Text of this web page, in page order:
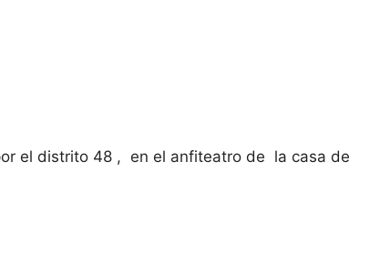
el distrito 48 , en el anfiteatro de la casa de